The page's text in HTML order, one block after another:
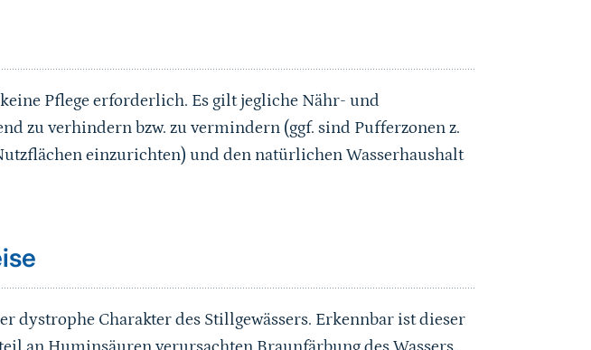
Pflege erforderlich. Es gilt jegliche Nähr- und
zu verhindern bzw. zu vermindern (ggf. sind Pufferzonen z.
einzurichten) und den natürlichen Wasserhaushalt
dystrophe Charakter des Stillgewässers. Erkennbar ist dieser